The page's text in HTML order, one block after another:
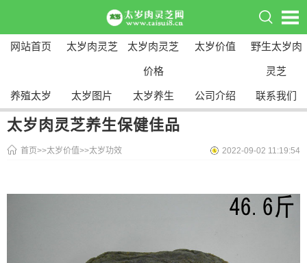
网站首页 太岁肉灵芝 太岁肉灵芝
价格
太岁价值 野生太岁肉
灵芝
养殖太岁 太岁图片 太岁养生 公司介绍 联系我们
太岁肉灵芝养生保健佳品
首页>>太岁价值>>太岁功效 2022-09-02 11:19:54